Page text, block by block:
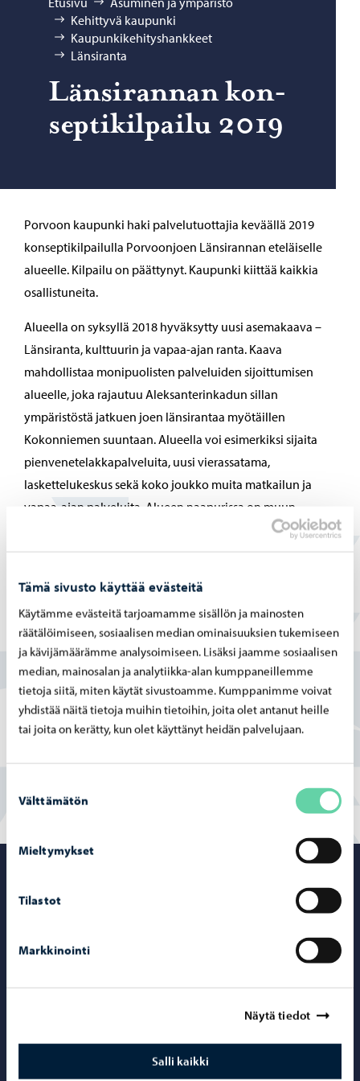
Tämä sivusto käyttää evästeitä
Käytämme evästeitä tarjoamamme sisällön ja mainosten
räätälöimiseen, sosiaalisen median ominaisuuksien tukemiseen
ja kävijämäärämme analysoimiseen. Lisäksi jaamme sosiaalisen
median, mainosalan ja analytiikka-alan kumppaneillemme
tietoja siitä, miten käytät sivustoamme. Kumppanimme voivat
yhdistää näitä tietoja muihin tietoihin, joita olet antanut heille
tai joita on kerätty, kun olet käyttänyt heidän palvelujaan.
valinta
Välttämätön
Mieltymykset
Tilastot
Markkinointi
Näytä tiedot
Salli kaikki
Kehittyvä kaupunki
Kaupunkikehityshankkeet
Länsiranta
Län­si­ran­nan kon­
sep­ti­kil­pai­lu 2019
Porvoon kaupunki haki palvelutuottajia keväällä 2019
konseptikilpailulla Porvoonjoen Länsirannan eteläiselle
alueelle. Kilpailu on päättynyt. Kaupunki kiittää kaikkia
osallistuneita.
Alueella on syksyllä 2018 hyväksytty uusi asemakaava –
Länsiranta, kulttuurin ja vapaa-ajan ranta. Kaava
mahdollistaa monipuolisten palveluiden sijoittumisen
alueelle, joka rajautuu Aleksanterinkadun sillan
ympäristöstä jatkuen joen länsirantaa myötäillen
Kokonniemen suuntaan. Alueella voi esimerkiksi sijaita
pienvenetelakkapalveluita, uusi vierassatama,
laskettelukeskus sekä koko joukko muita matkailun ja
vapaa-ajan palveluita. Alueen naapurissa on muun
muassa kulttuuri- ja kongressikeskus Taidetehdas sekä
modernin puukaupungin asumista.
Löysitkö etsimäsi tiedon tältä sivulta?
Kyllä
Osittain
Yhteystietohakemisto